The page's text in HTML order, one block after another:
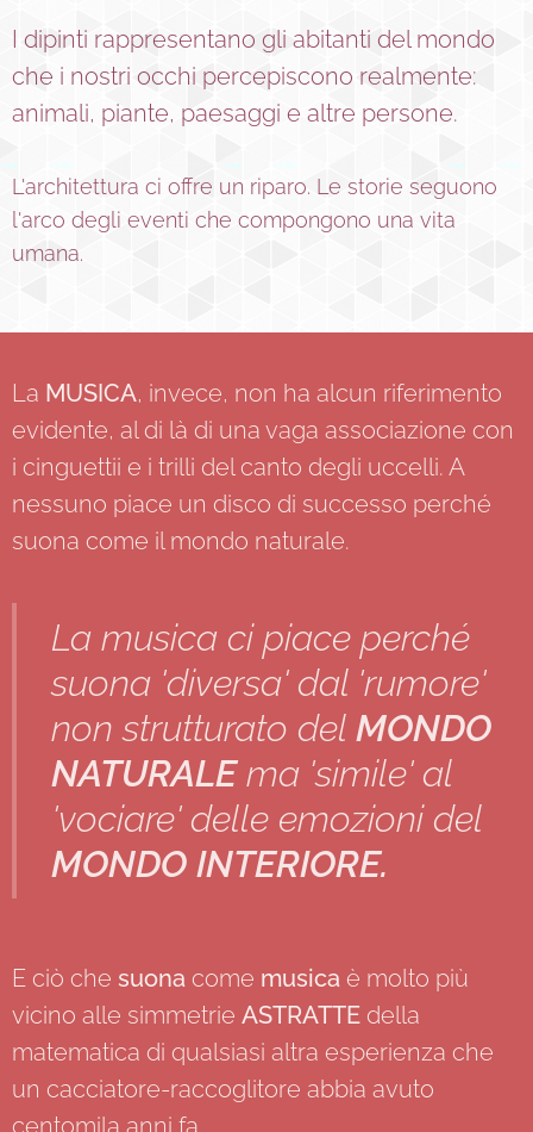
I dipinti rappresentano gli abitanti del mondo
che i nostri occhi percepiscono realmente:
animali, piante, paesaggi e altre persone.
L'architettura ci offre un riparo. Le storie seguono
l'arco degli eventi che compongono una vita
umana.
La MUSICA, invece, non ha alcun riferimento
evidente, al di là di una vaga associazione con
i cinguettii e i trilli del canto degli uccelli. A
nessuno piace un disco di successo perché
suona come il mondo naturale.
La musica ci piace perché
suona 'diversa' dal 'rumore'
non strutturato del MONDO
NATURALEma 'simile' al
'vociare' delle emozioni del
MONDO INTERIORE.
E ciò che suona come musica è molto più
vicino alle simmetrie ASTRATTE della
matematica di qualsiasi altra esperienza che
un cacciatore-raccoglitore abbia avuto
centomila anni fa.